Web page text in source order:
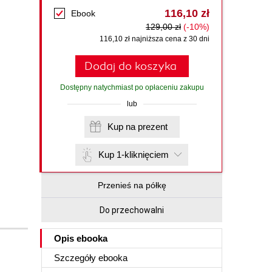
Ebook 116,10 zł
129,00 zł (-10%)
116,10 zł najniższa cena z 30 dni
Dodaj do koszyka
Dostępny natychmiast po opłaceniu zakupu
lub
Kup na prezent
Kup 1-kliknięciem
Przenieś na półkę
Do przechowalni
Opis ebooka
Szczegóły ebooka